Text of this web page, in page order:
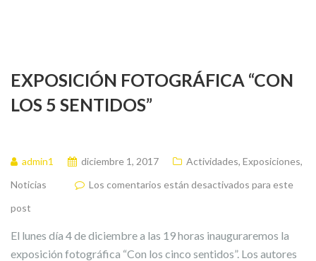
EXPOSICIÓN FOTOGRÁFICA “CON
LOS 5 SENTIDOS”
admin1 diciembre 1, 2017 Actividades, Exposiciones,
Noticias
Los comentarios están desactivados para este
post
El lunes día 4 de diciembre a las 19 horas inauguraremos la
exposición fotográfica “Con los cinco sentidos”. Los autores